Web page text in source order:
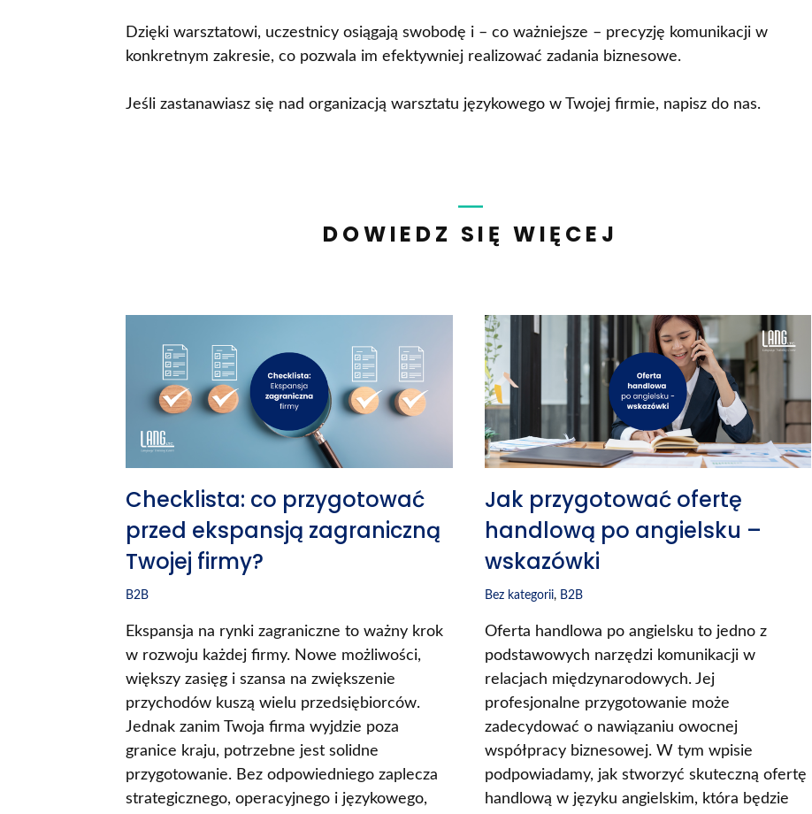
Dzięki warsztatowi, uczestnicy osiągają swobodę i – co ważniejsze – precyzję komunikacji w
konkretnym zakresie, co pozwala im efektywniej realizować zadania biznesowe.
Jeśli zastanawiasz się nad organizacją warsztatu językowego w Twojej firmie, napisz do nas.
DOWIEDZ SIĘ WIĘCEJ
Checklista: co przygotować
przed ekspansją zagraniczną
Twojej firmy?
B2B
Ekspansja na rynki zagraniczne to ważny krok
w rozwoju każdej firmy. Nowe możliwości,
większy zasięg i szansa na zwiększenie
przychodów kuszą wielu przedsiębiorców.
Jednak zanim Twoja firma wyjdzie poza
granice kraju, potrzebne jest solidne
przygotowanie. Bez odpowiedniego zaplecza
strategicznego, operacyjnego i językowego,
Jak przygotować ofertę
handlową po angielsku –
wskazówki
Bez kategorii, B2B
Oferta handlowa po angielsku to jedno z
podstawowych narzędzi komunikacji w
relacjach międzynarodowych. Jej
profesjonalne przygotowanie może
zadecydować o nawiązaniu owocnej
współpracy biznesowej. W tym wpisie
podpowiadamy, jak stworzyć skuteczną ofertę
handlową w języku angielskim, która będzie